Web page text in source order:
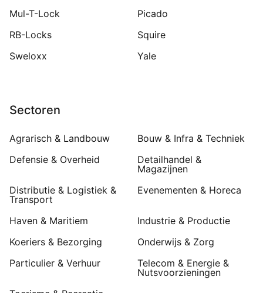
Mul-T-Lock
Picado
RB-Locks
Squire
Sweloxx
Yale
Sectoren
Agrarisch & Landbouw
Bouw & Infra & Techniek
Defensie & Overheid
Detailhandel &
Magazijnen
Distributie & Logistiek &
Transport
Evenementen & Horeca
Haven & Maritiem
Industrie & Productie
Koeriers & Bezorging
Onderwijs & Zorg
Particulier & Verhuur
Telecom & Energie &
Nutsvoorzieningen